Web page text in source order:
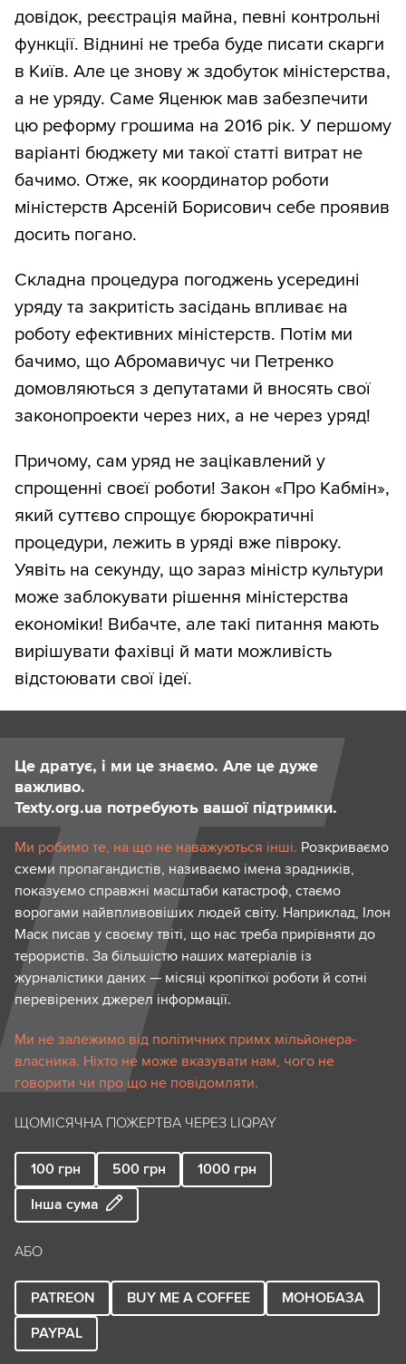
довідок, реєстрація майна, певні контрольні
функції. Віднині не треба буде писати скарги
в Київ. Але це знову ж здобуток міністерства,
а не уряду. Саме Яценюк мав забезпечити
цю реформу грошима на 2016 рік. У першому
варіанті бюджету ми такої статті витрат не
бачимо. Отже, як координатор роботи
міністерств Арсеній Борисович себе проявив
досить погано.
Складна процедура погоджень усередині
уряду та закритість засідань впливає на
роботу ефективних міністерств. Потім ми
бачимо, що Абромавичус чи Петренко
домовляються з депутатами й вносять свої
законопроекти через них, а не через уряд!
Причому, сам уряд не зацікавлений у
спрощенні своєї роботи! Закон «Про Кабмін»,
який суттєво спрощує бюрократичні
процедури, лежить в уряді вже півроку.
Уявіть на секунду, що зараз міністр культури
може заблокувати рішення міністерства
економіки! Вибачте, але такі питання мають
вирішувати фахівці й мати можливість
відстоювати свої ідеї.
Це дратує, і ми це знаємо. Але це дуже
важливо.
Texty.org.ua потребують вашої підтримки.
Ми робимо те, на що не наважуються інші. Розкриваємо
схеми пропагандистів, називаємо імена зрадників,
показуємо справжні масштаби катастроф, стаємо
ворогами найвпливовіших людей світу. Наприклад, Ілон
Маск писав у своєму твіті, що нас треба прирівняти до
терористів. За більшістю наших матеріалів із
журналістики даних — місяці кропіткої роботи й сотні
перевірених джерел інформації.
Ми не залежимо від політичних примх мільйонера-
власника. Ніхто не може вказувати нам, чого не
говорити чи про що не повідомляти.
ЩОМІСЯЧНА ПОЖЕРТВА ЧЕРЕЗ LIQPAY
100 грн 500 грн 1000 грн
Інша сума
АБО
PATREON BUY ME A COFFEE
МОНОБАЗА
PAYPAL